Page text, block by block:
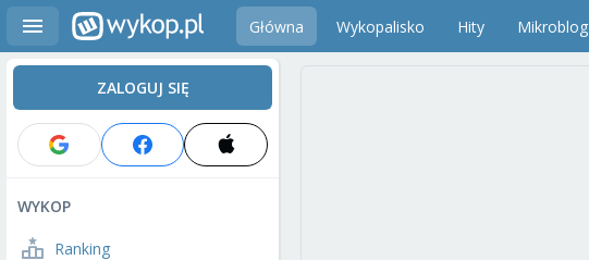
Główna Wykopalisko Hity Mikroblog
ZALOGUJ SIĘ
WYKOP
Ranking